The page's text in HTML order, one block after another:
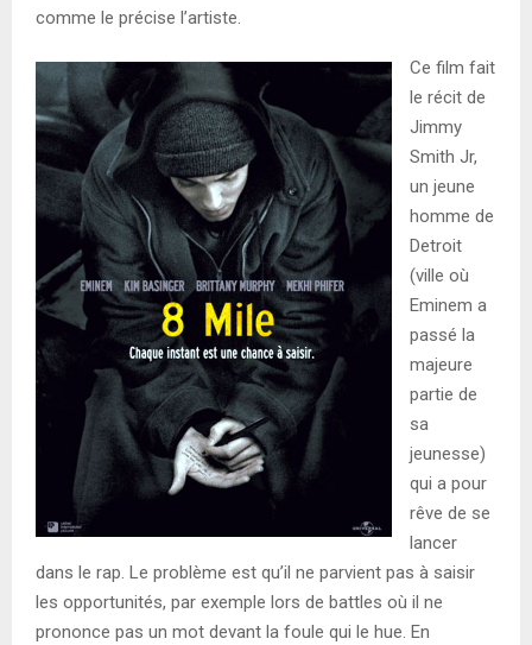
comme le précise l’artiste.
Ce film fait
le récit de
Jimmy
Smith Jr,
un jeune
homme de
Detroit
(ville où
Eminem a
passé la
majeure
partie de
sa
jeunesse)
qui a pour
rêve de se
lancer
dans le rap. Le problème est qu’il ne parvient pas à saisir
les opportunités, par exemple lors de battles où il ne
prononce pas un mot devant la foule qui le hue. En